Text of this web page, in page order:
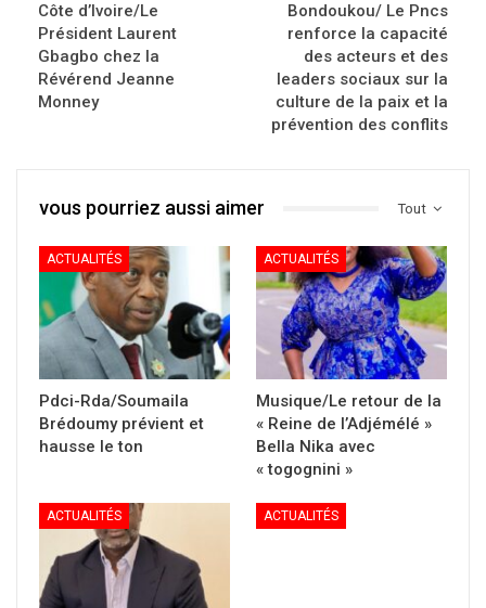
Côte d’Ivoire/Le
Président Laurent
Gbagbo chez la
Révérend Jeanne
Monney
Bondoukou/ Le Pncs
renforce la capacité
des acteurs et des
leaders sociaux sur la
culture de la paix et la
prévention des conflits
Tout
vous pourriez aussi aimer
ACTUALITÉS
Pdci-Rda/Soumaila
Brédoumy prévient et
hausse le ton
ACTUALITÉS
Musique/Le retour de la
« Reine de l’Adjémélé »
Bella Nika avec
« togognini »
ACTUALITÉS ACTUALITÉS